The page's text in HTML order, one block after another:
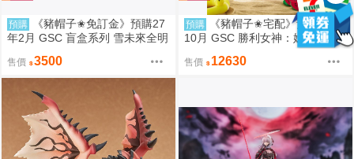
預購
《豬帽子✬免訂金》預購27
年2月 GSC 盲盒系列 雪未來全明
售價 3500
預購
《豬帽子✬宅配》預購27年
10月 GSC 勝利女神：妮姬 伊萊
格：BOOM與驚嚇 1/4 0906
售價 12630